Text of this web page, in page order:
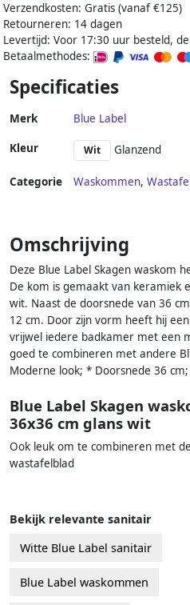
Verzendkosten: Gratis (vanaf €125)
Retourneren: 14 dagen
Levertijd: Voor 17:30 uur besteld,
Betaalmethodes:
Specificaties
Merk Blue Label
Kleur Wit Glanzend
Categorie Waskommen,
Omschrijving
Deze Blue Label Skagen waskom
De kom is gemaakt van keramiek
wit. Naast de doorsnede van 36
12 cm. Door zijn vorm heeft hij
vrijwel iedere badkamer met een
goed te combineren met andere
Moderne look; * Doorsnede 36
Blue Label Skagen
36x36 cm glans wit
Ook leuk om te combineren met
wastafelblad
Bekijk relevante sanitair
Witte Blue Label sanitair
Blue Label waskommen